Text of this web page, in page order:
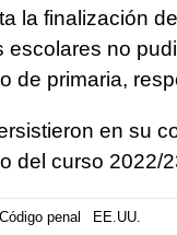
la finalización
escolares no
de primaria,
en su
del curso 2022/
Código penal EE.UU.